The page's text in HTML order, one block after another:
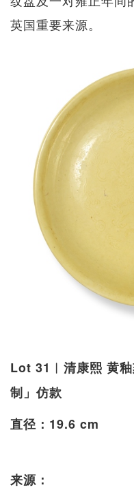
英国重要来源。
Lot 31︱清康熙 黄
制」仿款
直径：19.6 cm
来源：